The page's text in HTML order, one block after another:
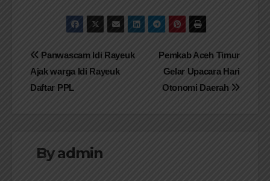
Navigasi
pos
Pemkab Aceh Timur
Gelar Upacara Hari
Otonomi Daerah
Panwascam Idi Rayeuk
Ajak warga Idi Rayeuk
Daftar PPL
Byadmin